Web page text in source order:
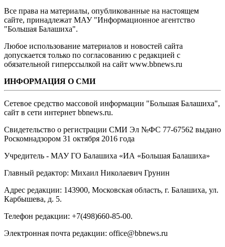
Все права на материалы, опубликованные на настоящем
сайте, принадлежат МАУ "Информационное агентство
"Большая Балашиха".
Любое использование материалов и новостей сайта
допускается только по согласованию с редакцией с
обязательной гиперссылкой на сайт www.bbnews.ru
ИНФОРМАЦИЯ О СМИ
Сетевое средство массовой информации "Большая Балашиха",
сайт в сети интернет bbnews.ru.
Свидетельство о регистрации СМИ Эл №ФС ‎77-67562 выдано
Роскомнадзором 31 октября 2016 года
Учредитель - МАУ ГО Балашиха «ИА «Большая Балашиха»
Главный редактор: Михаил Николаевич Грунин
Адрес редакции: 143900, Московская область, г. Балашиха, ул.
Карбышева, д. 5.
Телефон редакции: +7(498)660-85-00.
Электронная почта редакции: office@bbnews.ru